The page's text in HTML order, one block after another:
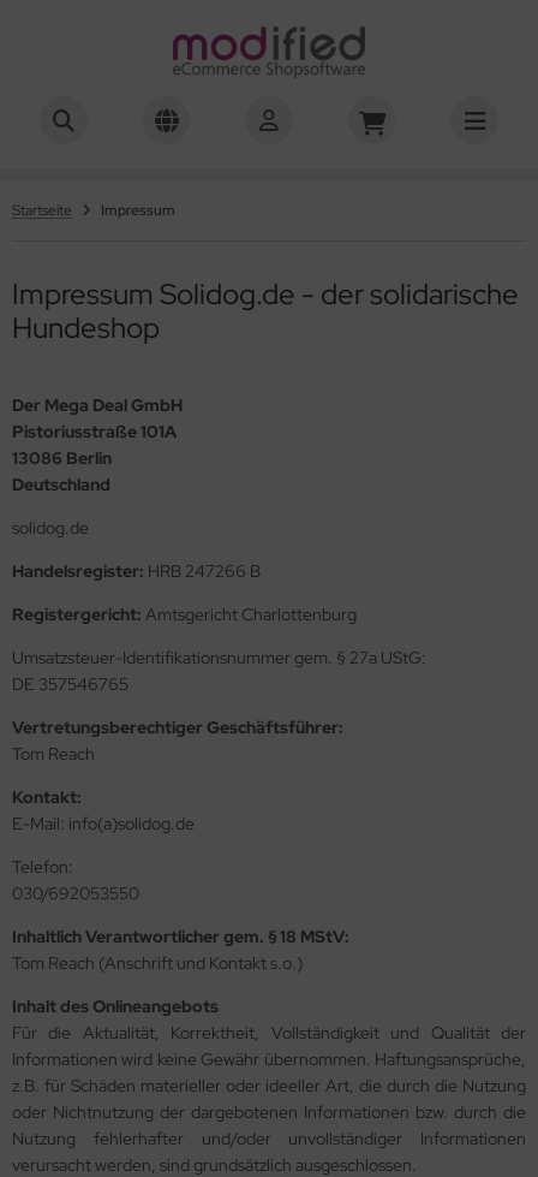
Startseite Impressum
Impressum Solidog.de - der solidarische
Hundeshop
Der Mega Deal GmbH
Pistoriusstraße 101A
13086 Berlin
Deutschland
solidog.de
Handelsregister: HRB 247266 B
Registergericht: Amtsgericht Charlottenburg
Umsatzsteuer-Identifikationsnummer gem. § 27a UStG:
DE 357546765
Vertretungsberechtiger Geschäftsführer:
Tom Reach
Kontakt:
E-Mail: info(a)solidog.de
Telefon:
030/692053550
Inhaltlich Verantwortlicher gem. § 18 MStV:
Tom Reach (Anschrift und Kontakt s.o.)
Inhalt des Onlineangebots
Für die Aktualität, Korrektheit, Vollständigkeit und Qualität der
Informationen wird keine Gewähr übernommen. Haftungsansprüche,
z.B. für Schäden materieller oder ideeller Art, die durch die Nutzung
oder Nichtnutzung der dargebotenen Informationen bzw. durch die
Nutzung fehlerhafter und/oder unvollständiger Informationen
verursacht werden, sind grundsätzlich ausgeschlossen.